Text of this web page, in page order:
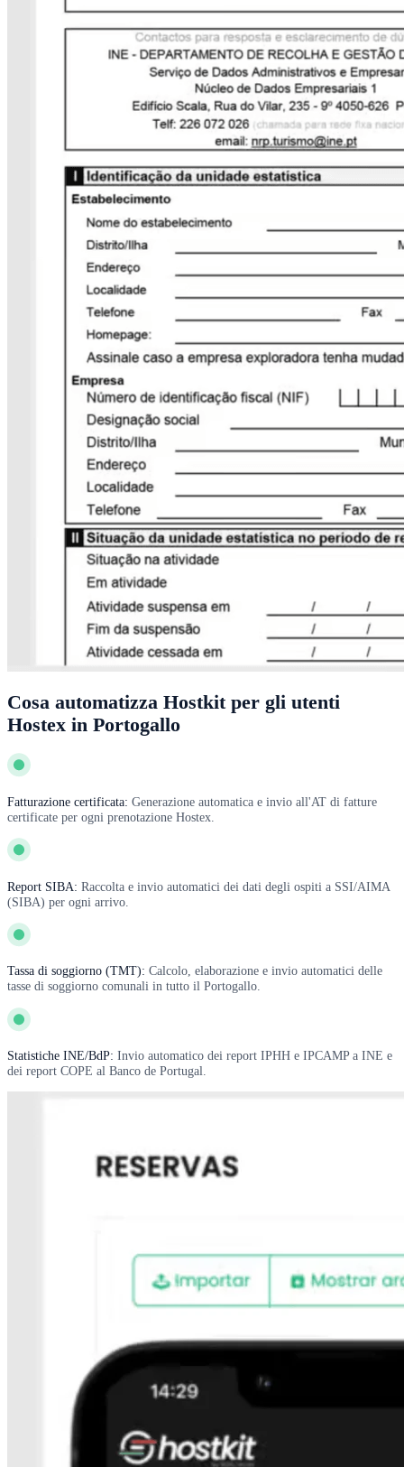
Cosa automatizza Hostkit per gli utenti
Hostex in Portogallo
Fatturazione certificata: Generazione automatica e invio all'AT di fatture
certificate per ogni prenotazione Hostex.
Report SIBA: Raccolta e invio automatici dei dati degli ospiti a SSI/AIMA
(SIBA) per ogni arrivo.
Tassa di soggiorno (TMT): Calcolo, elaborazione e invio automatici delle
tasse di soggiorno comunali in tutto il Portogallo.
Statistiche INE/BdP: Invio automatico dei report IPHH e IPCAMP a INE e
dei report COPE al Banco de Portugal.